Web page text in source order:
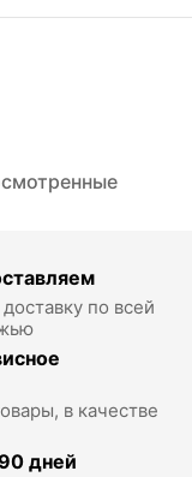
по всей
в качестве
дней